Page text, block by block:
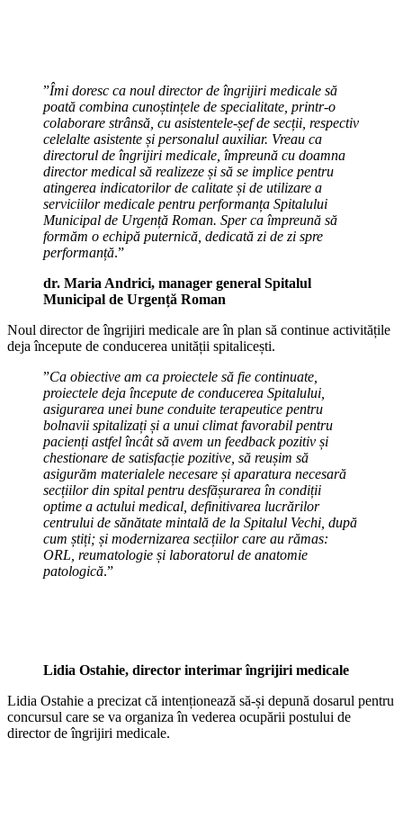
”Îmi doresc ca noul director de îngrijiri medicale să
poată combina cunoștințele de specialitate, printr-o
colaborare strânsă, cu asistentele-șef de secții, respectiv
celelalte asistente și personalul auxiliar. Vreau ca
directorul de îngrijiri medicale, împreună cu doamna
director medical să realizeze și să se implice pentru
atingerea indicatorilor de calitate și de utilizare a
serviciilor medicale pentru performanța Spitalului
Municipal de Urgență Roman. Sper ca împreună să
formăm o echipă puternică, dedicată zi de zi spre
performanță.”
dr. Maria Andrici, manager general Spitalul
Municipal de Urgență Roman
Noul director de îngrijiri medicale are în plan să continue activitățile
deja începute de conducerea unității spitalicești.
”Ca obiective am ca proiectele să fie continuate,
proiectele deja începute de conducerea Spitalului,
asigurarea unei bune conduite terapeutice pentru
bolnavii spitalizați și a unui climat favorabil pentru
pacienți astfel încât să avem un feedback pozitiv și
chestionare de satisfacție pozitive, să reușim să
asigurăm materialele necesare și aparatura necesară
secțiilor din spital pentru desfășurarea în condiții
optime a actului medical, definitivarea lucrărilor
centrului de sănătate mintală de la Spitalul Vechi, după
cum știți; și modernizarea secțiilor care au rămas:
ORL, reumatologie și laboratorul de anatomie
patologică.”
Lidia Ostahie, director interimar îngrijiri medicale
Lidia Ostahie a precizat că intenționează să-și depună dosarul pentru
concursul care se va organiza în vederea ocupării postului de
director de îngrijiri medicale.